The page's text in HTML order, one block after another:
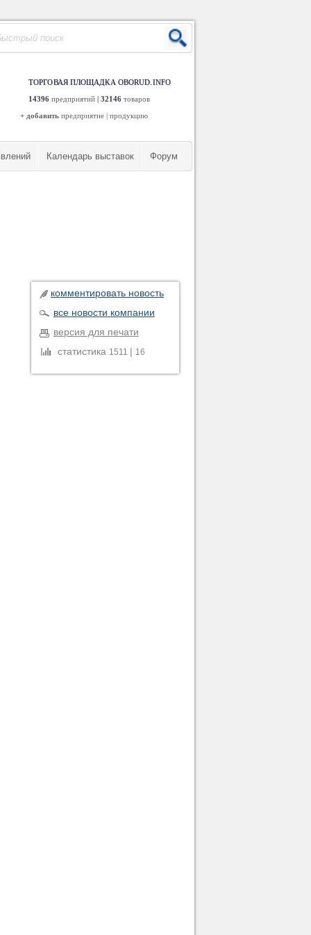
ТОРГОВАЯ ПЛОЩАДКА OBORUD.INFO
14396 предприятий | 32146 товаров
+ добавить предприятие | продукцию
Календарь выставок Форум
комментировать новость
все новости компании
версия для печати
статистика 1511 | 16